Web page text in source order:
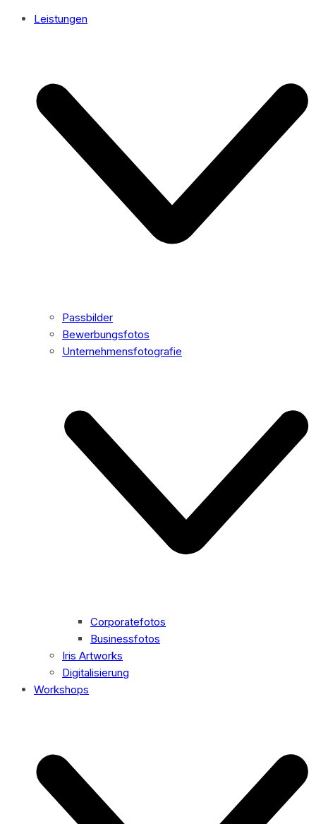
Leistungen
Passbilder
Bewerbungsfotos
Unternehmensfotografie
Corporatefotos
Businessfotos
Iris Artworks
Digitalisierung
Workshops